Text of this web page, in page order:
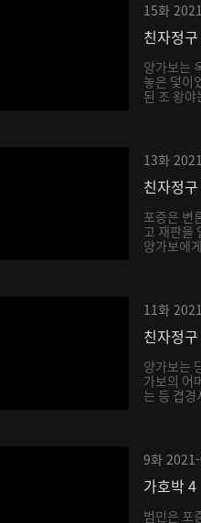
15화
친자정
양가보는
놓은 덫이
된 조 왕
13화
친자정
포증은 변
고 재판을
양가보에
11화
친자정
양가보는
가보의 어
는 등 겹
9화
가호박 4
범민은 포